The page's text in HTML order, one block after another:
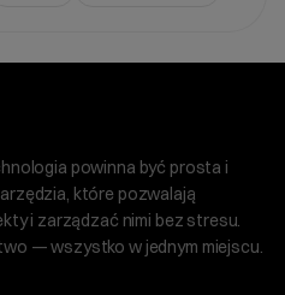
powinna być prosta i
które pozwalają
i zarządzać nimi bez stresu.
— wszystko w jednym miejscu.